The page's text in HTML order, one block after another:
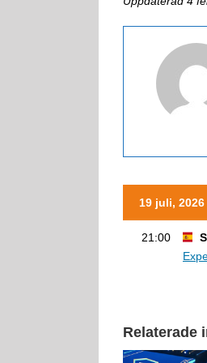
19 juli, 2026
21:00
Relaterade